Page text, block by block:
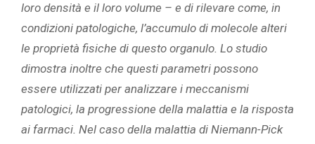
loro densità e il loro volume – e di rilevare come, in
condizioni patologiche, l’accumulo di molecole alteri
le proprietà fisiche di questo organulo. Lo studio
dimostra inoltre che questi parametri possono
essere utilizzati per analizzare i meccanismi
patologici, la progressione della malattia e la risposta
ai farmaci. Nel caso della malattia di Niemann-Pick